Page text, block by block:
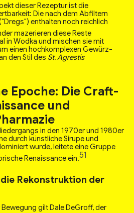
dieser Rezeptur ist die
Die nach dem Abfiltern
enthalten noch reichlich
mazerieren diese Reste
in Wodka und mischen sie mit
einen hochkomplexen Gewürz-
den Stil des St. Agrestis
Epoche: Die Craft-
und
in den 1970er und 1980er
durch künstliche Sirupe und
wurde, leitete eine Gruppe
Renaissance ein.51
Rekonstruktion der
gilt Dale DeGroff, der